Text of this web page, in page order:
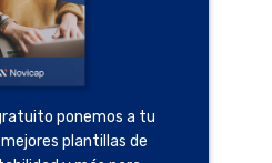
ponemos a tu
plantillas de